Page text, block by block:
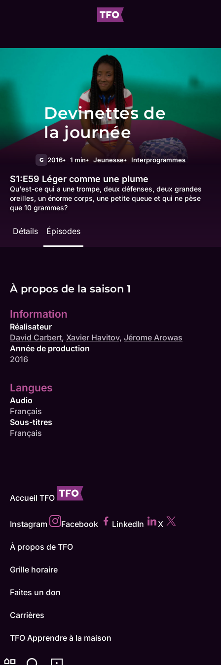
Devinettes de
la journée
G 2016 1 min Jeunesse Interprogrammes
S1:E59 Léger comme une plume
Qu'est-ce qui a une trompe, deux défenses, deux grandes
oreilles, un énorme corps, une petite queue et qui ne pèse
que 10 grammes?
Détails Épisodes
À propos de la saison 1
Information
Réalisateur
David Carbert, Xavier Havitov, Jérome Arowas
Année de production
2016
Langues
Audio
Français
Sous-titres
Français
Accueil TFO
Instagram Facebook LinkedIn X
À propos de TFO
Grille horaire
Faites un don
Carrières
TFO Apprendre à la maison
Comment nous capter